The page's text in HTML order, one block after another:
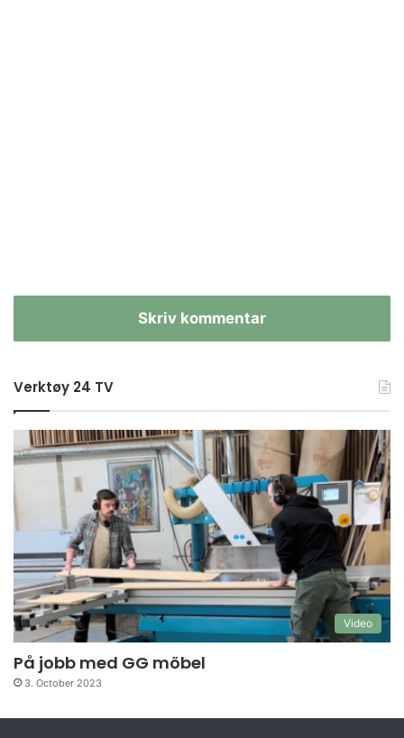
Skriv kommentar
Verktøy 24 TV
Video
På jobb med GG möbel
3. October 2023